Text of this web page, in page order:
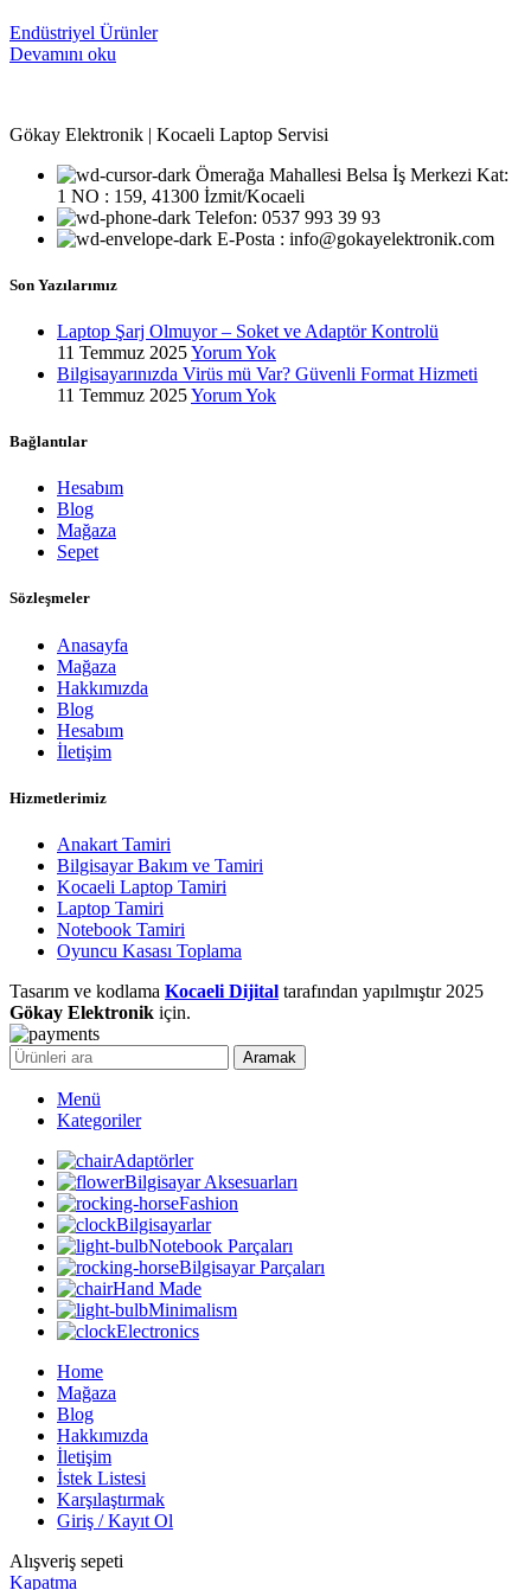
Endüstriyel Ürünler
Devamını oku
Gökay Elektronik | Kocaeli Laptop Servisi
Ömerağa Mahallesi Belsa İş Merkezi Kat:
1 NO : 159, 41300 İzmit/Kocaeli
Telefon: 0537 993 39 93
E-Posta : info@gokayelektronik.com
Son Yazılarımız
Laptop Şarj Olmuyor – Soket ve Adaptör Kontrolü
11 Temmuz 2025Yorum Yok
Bilgisayarınızda Virüs mü Var? Güvenli Format Hizmeti
11 Temmuz 2025Yorum Yok
Bağlantılar
Hesabım
Blog
Mağaza
Sepet
Sözleşmeler
Anasayfa
Mağaza
Hakkımızda
Blog
Hesabım
İletişim
Hizmetlerimiz
Anakart Tamiri
Bilgisayar Bakım ve Tamiri
Kocaeli Laptop Tamiri
Laptop Tamiri
Notebook Tamiri
Oyuncu Kasası Toplama
Tasarım ve kodlama Kocaeli Dijital tarafından yapılmıştır 2025
Gökay Elektronik için.
Aramak
Menü
Kategoriler
Adaptörler
Bilgisayar Aksesuarları
Fashion
Bilgisayarlar
Notebook Parçaları
Bilgisayar Parçaları
Hand Made
Minimalism
Electronics
Home
Mağaza
Blog
Hakkımızda
İletişim
İstek Listesi
Karşılaştırmak
Giriş / Kayıt Ol
Alışveriş sepeti
Kapatma